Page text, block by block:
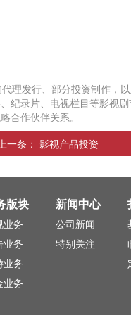
理发行、部分投资制作，
纪录片、电视栏目等影视
合作伙伴关系。
一条： 影视产品投资
版块
业务
业务
业务
业务
新闻中心
公司新闻
特别关注